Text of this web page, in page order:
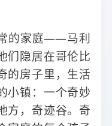
的家庭——马利
们隐居在哥伦比
的房子里，生活
小镇：一个奇妙
方，奇迹谷。奇